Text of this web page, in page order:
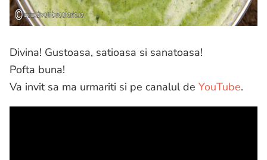
Divina! Gustoasa, satioasa si sanatoasa!
Pofta buna!
Va invit sa ma urmariti si pe canalul de YouTube.